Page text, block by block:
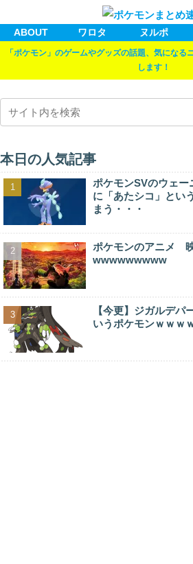
ABOUT ワロタ ヌルポ
「ポケモン」のゲームやグッズの話題、気になる
します！
本日の人気記事
ポケモンSVのウェー
に「あたシコ」とい
まう・・・
ポケモンのアニメ
wwwwwwwww
【今更】ジガルデパ
いうポケモンｗｗｗ